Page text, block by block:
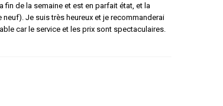
fin de la semaine et est en parfait état, et la
Je suis très heureux et je recommanderai
car le service et les prix sont spectaculaires.